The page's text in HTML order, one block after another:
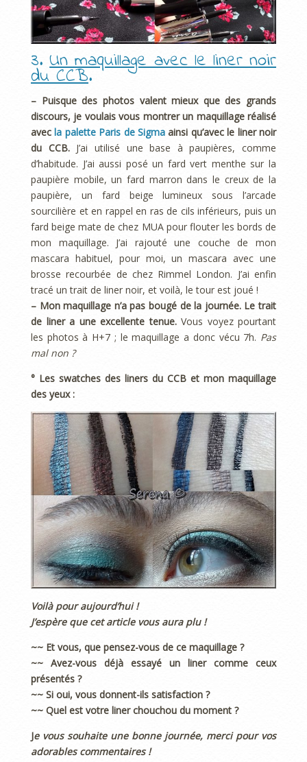
3.Un maquillage avec le liner noir
du CCB.
– Puisque des photos valent mieux que des grands
discours, je voulais vous montrer un maquillage réalisé
avecla palette Paris de Sigma ainsi qu’avec le liner noir
du CCB.J’ai utilisé une base à paupières, comme
d’habitude. J’ai aussi posé un fard vert menthe sur la
paupière mobile, un fard marron dans le creux de la
paupière, un fard beige lumineux sous l’arcade
sourcilière et en rappel en ras de cils inférieurs, puis un
fard beige mate de chez MUA pour flouter les bords de
mon maquillage. J’ai rajouté une couche de mon
mascara habituel, pour moi, un mascara avec une
brosse recourbée de chez Rimmel London. J’ai enfin
tracé un trait de liner noir, et voilà, le tour est joué !
– Mon maquillage n’a pas bougé de la journée. Le trait
de liner a une excellente tenue.Vous voyez pourtant
les photos à H+7 ; le maquillage a donc vécu 7h. Pas
mal non ?
° Les swatches des liners du CCB et mon maquillage
des yeux :
Voilà pour aujourd’hui !
J’espère que cet article vous aura plu !
~~ Et vous, que pensez-vous de ce maquillage ?
~~ Avez-vous déjà essayé un liner comme ceux
présentés ?
~~ Si oui, vous donnent-ils satisfaction ?
~~ Quel est votre liner chouchou du moment ?
Je vous souhaite une bonne journée, merci pour vos
adorables commentaires !